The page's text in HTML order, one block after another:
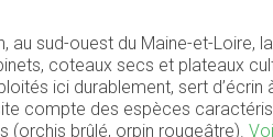
au sud-ouest du Maine-et-
coteaux secs et plateaux
ici durablement, sert d’écrin
compte des espèces
(orchis brûlé, orpin rougeâtre).